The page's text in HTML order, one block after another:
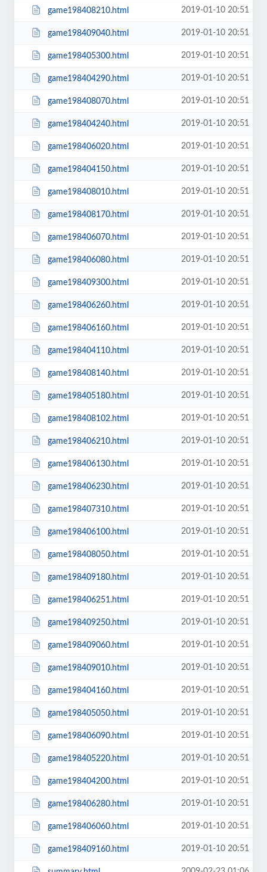
game198408210.html 2019-01-10 20:51
game198409040.html 2019-01-10 20:51
game198405300.html 2019-01-10 20:51
game198404290.html 2019-01-10 20:51
game198408070.html 2019-01-10 20:51
game198404240.html 2019-01-10 20:51
game198406020.html 2019-01-10 20:51
game198404150.html 2019-01-10 20:51
game198408010.html 2019-01-10 20:51
game198408170.html 2019-01-10 20:51
game198406070.html 2019-01-10 20:51
game198406080.html 2019-01-10 20:51
game198409300.html 2019-01-10 20:51
game198406260.html 2019-01-10 20:51
game198406160.html 2019-01-10 20:51
game198404110.html 2019-01-10 20:51
game198408140.html 2019-01-10 20:51
game198405180.html 2019-01-10 20:51
game198408102.html 2019-01-10 20:51
game198406210.html 2019-01-10 20:51
game198406130.html 2019-01-10 20:51
game198406230.html 2019-01-10 20:51
game198407310.html 2019-01-10 20:51
game198406100.html 2019-01-10 20:51
game198408050.html 2019-01-10 20:51
game198409180.html 2019-01-10 20:51
game198406251.html 2019-01-10 20:51
game198409250.html 2019-01-10 20:51
game198409060.html 2019-01-10 20:51
game198409010.html 2019-01-10 20:51
game198404160.html 2019-01-10 20:51
game198405050.html 2019-01-10 20:51
game198406090.html 2019-01-10 20:51
game198405220.html 2019-01-10 20:51
game198404200.html 2019-01-10 20:51
game198406280.html 2019-01-10 20:51
game198406060.html 2019-01-10 20:51
game198409160.html 2019-01-10 20:51